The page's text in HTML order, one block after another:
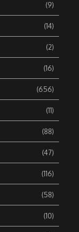
(9)
(14)
(2)
(16)
(656)
(11)
(88)
(47)
(116)
(58)
(10)